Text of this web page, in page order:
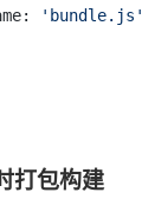
'bundle.js'
打包构建